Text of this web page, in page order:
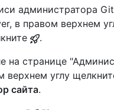
администратора
в правом верхнем
.
на странице
верхнем углу
сайта.